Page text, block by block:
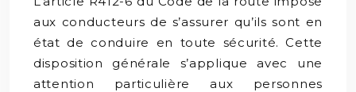
aux conducteurs de s’assurer qu’ils sont en
état de conduire en toute sécurité. Cette
disposition générale s’applique avec une
attention particulière aux personnes